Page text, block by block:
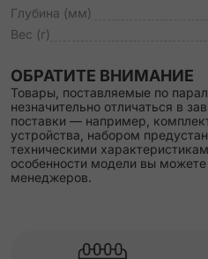
Глубина (мм)
Вес (г)
ОБРАТИТЕ ВНИМАНИЕ
Товары, поставляемые по
незначительно отличаться в
поставки — например,
устройства, набором
техническими
особенности модели вы
менеджеров.